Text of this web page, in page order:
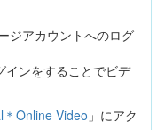
ジアカウントへのログ
ンをすることでビデ
Online Video 」にアク